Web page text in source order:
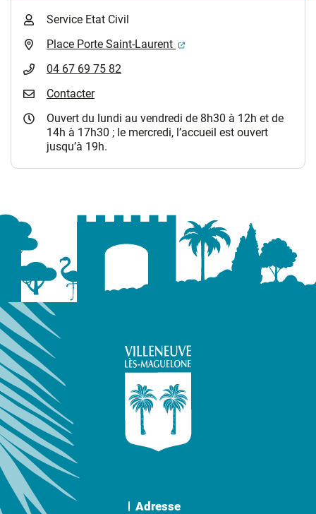
Service Etat Civil
Place Porte Saint-Laurent
(ouverture dans un
04 67 69 75 82
Contacter
Ouvert du lundi au vendredi de 8h30 à 12h et de
14h à 17h30 ; le mercredi, l’accueil est ouvert
jusqu’à 19h.
Adresse